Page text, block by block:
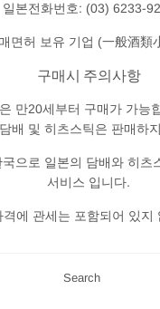
일본전화번호: (03) 6233-
면허 보유 기업 (一般酒類
구매시 주의사항
만20세부터 구매가 가능
배 및 히츠스틱은 판매하
으로 일본의 담배와 히츠
서비스 입니다.
격에 관세는 포함되어 있지
Search